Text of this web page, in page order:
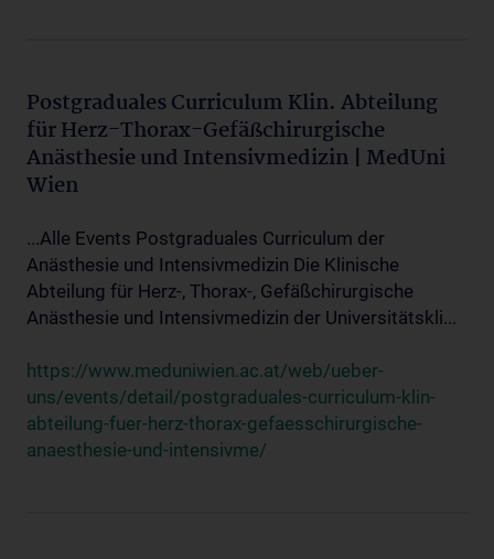
Postgraduales Curriculum Klin. Abteilung
für Herz-Thorax-Gefäßchirurgische
Anästhesie und Intensivmedizin | MedUni
Wien
...Alle Events Postgraduales Curriculum der
Anästhesie und Intensivmedizin Die Klinische
Abteilung für Herz-, Thorax-, Gefäßchirurgische
Anästhesie und Intensivmedizin der Universitätskli...
https://www.meduniwien.ac.at/web/ueber-
uns/events/detail/postgraduales-curriculum-klin-
abteilung-fuer-herz-thorax-gefaesschirurgische-
anaesthesie-und-intensivme/